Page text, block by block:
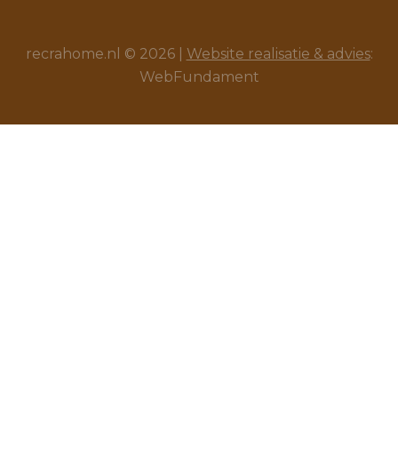
recrahome.nl © 2026 | Website realisatie & advies:
WebFundament